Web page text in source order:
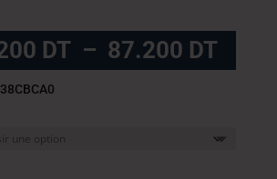
DT – 87.200 DT
de
DT